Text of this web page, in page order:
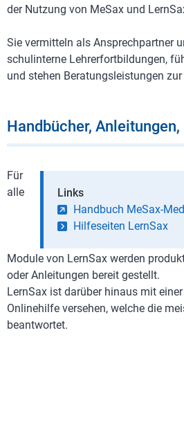
der Nutzung von MeSax und
Sie vermitteln als Ansprechpartner
schulinterne Lehrerfortbildungen,
und stehen Beratungsleistungen
Handbücher,
Links
Handbuch MeSax-
Hilfeseiten LernSax
Für
alle
Module von LernSax werden
oder Anleitungen bereit gestellt.
LernSax ist darüber hinaus mit
Onlinehilfe versehen, welche die
beantwortet.